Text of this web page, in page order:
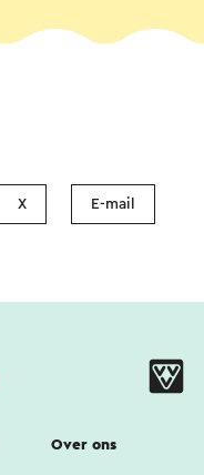
X E-mail
Over ons